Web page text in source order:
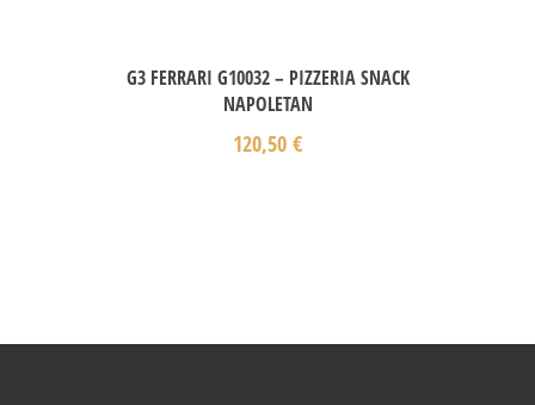
G3 FERRARI G10032 – PIZZERIA SNACK
NAPOLETAN
120,50 €